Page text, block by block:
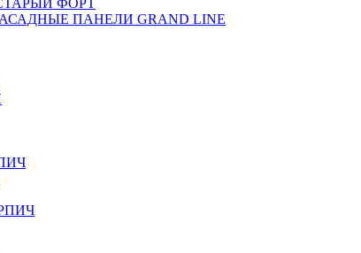
ФОРТ
ПАНЕЛИ GRAND LINE